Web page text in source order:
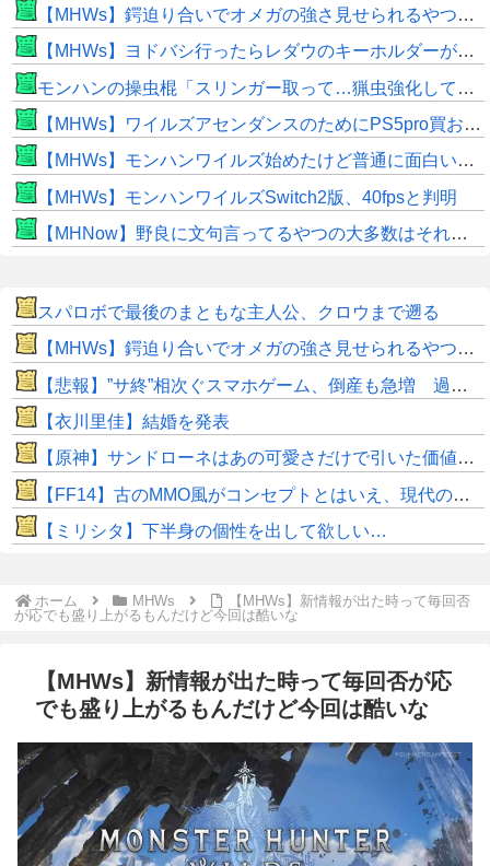
【MHWs】鍔迫り合いでオメガの強さ見せられるやつ一番すき
【MHWs】ヨドバシ行ったらレダウのキーホルダーが100円で売ってて草
モンハンの操虫棍「スリンガー取って…猟虫強化して…エキス取って… よし、戦うぞ」←これ
【MHWs】ワイルズアセンダンスのためにPS5pro買おうとしたら転売価格ばかりじゃねーか
【MHWs】モンハンワイルズ始めたけど普通に面白いじゃん
【MHWs】モンハンワイルズSwitch2版、40fpsと判明
【MHNow】野良に文句言ってるやつの大多数はそれしてないだけの雑魚だから聞く耳持つだけムダよ
スパロボで最後のまともな主人公、クロウまで遡る
【MHWs】鍔迫り合いでオメガの強さ見せられるやつ一番すき
【悲報】”サ終”相次ぐスマホゲーム、倒産も急増 過去最多ペースで推移
【衣川里佳】結婚を発表
【原神】サンドローネはあの可愛さだけで引いた価値ある！
【FF14】古のMMO風がコンセプトとはいえ、現代の環境に「アクセ極低ドロ率」は合っていないのでは？と話題に
【ミリシタ】下半身の個性を出して欲しい…
ホーム MHWs
【MHWs】新情報が出た時って毎回否
が応でも盛り上がるもんだけど今回は酷いな
【MHWs】新情報が出た時って毎回否が応
でも盛り上がるもんだけど今回は酷いな